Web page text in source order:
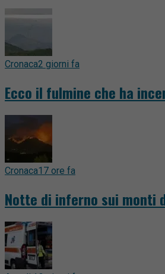
Cronaca2 giorni fa
Ecco il fulmine che ha
Cronaca17 ore fa
Notte di inferno sui monti